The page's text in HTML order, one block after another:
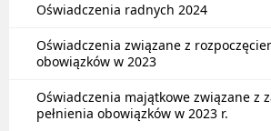
Oświadczenia radnych 2024
Oświadczenia związane z
obowiązków w 2023
Oświadczenia majątkowe związane z
pełnienia obowiązków w 2023 r.